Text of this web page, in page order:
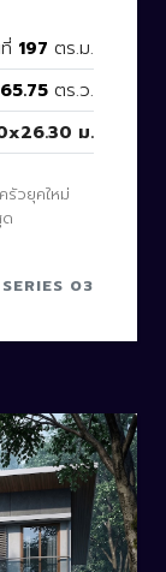
197 ตร.ม.
65.75 ตร.ว.
ม.
รัวยุคใหม่
SERIES 03